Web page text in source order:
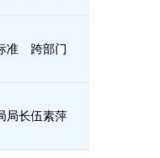
准 跨部门
局长伍素萍